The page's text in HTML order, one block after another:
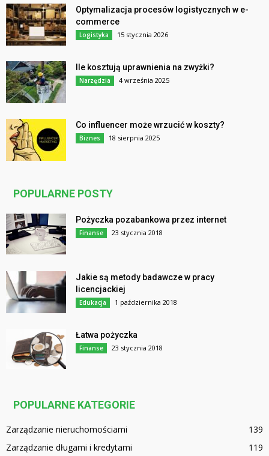
Optymalizacja procesów logistycznych w e-
commerce
Logistyka 15 stycznia 2026
Ile kosztują uprawnienia na zwyżki?
Narzędzia 4 września 2025
Co influencer może wrzucić w koszty?
Biznes 18 sierpnia 2025
POPULARNE POSTY
Pożyczka pozabankowa przez internet
Finanse 23 stycznia 2018
Jakie są metody badawcze w pracy
licencjackiej
Edukacja 1 października 2018
Łatwa pożyczka
Finanse 23 stycznia 2018
POPULARNE KATEGORIE
Zarządzanie nieruchomościami
139
Zarządzanie długami i kredytami
119